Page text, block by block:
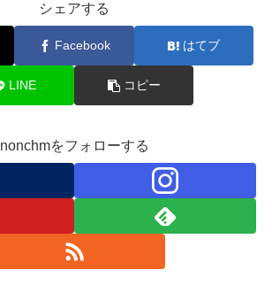
シェアする
Facebook はてブ
LINE コピー
nonchmをフォローする